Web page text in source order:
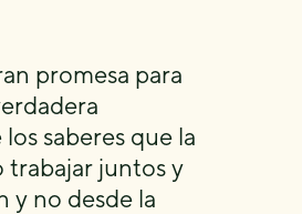
promesa para
saberes que la
trabajar juntos y
y no desde la